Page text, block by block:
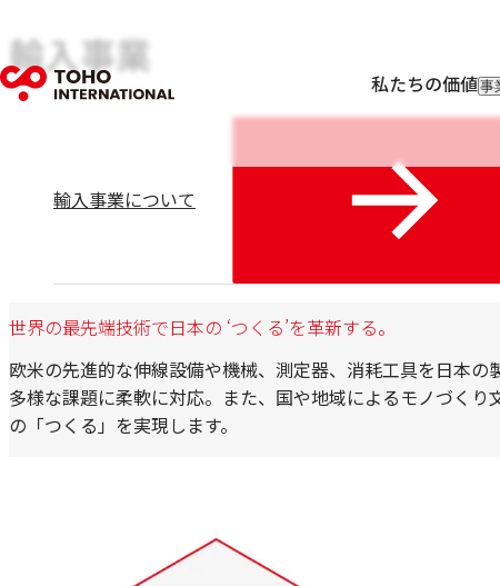
私たちの価値事
輸入事業
輸入事業について
世界の最先端技術で日本の ‘つくる’を革新する。
欧米の先進的な伸線設備や機械、測定器、消耗工具を日本
多様な課題に柔軟に対応。また、国や地域によるモノづく
の「つくる」を実現します。